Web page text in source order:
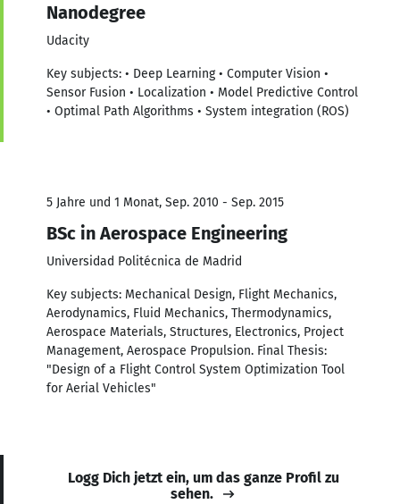
Nanodegree
Udacity
Key subjects: • Deep Learning • Computer Vision •
Sensor Fusion • Localization • Model Predictive Control
• Optimal Path Algorithms • System integration (ROS)
5 Jahre und 1 Monat, Sep. 2010 - Sep. 2015
BSc in Aerospace Engineering
Universidad Politécnica de Madrid
Key subjects: Mechanical Design, Flight Mechanics,
Aerodynamics, Fluid Mechanics, Thermodynamics,
Aerospace Materials, Structures, Electronics, Project
Management, Aerospace Propulsion. Final Thesis:
"Design of a Flight Control System Optimization Tool
for Aerial Vehicles"
Logg Dich jetzt ein, um das ganze Profil zu
sehen.